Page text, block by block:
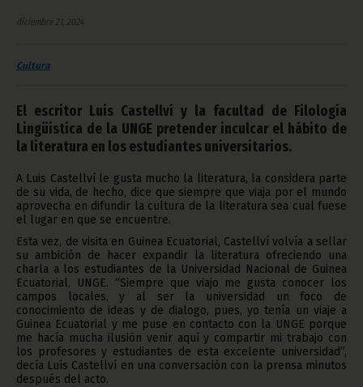
diciembre 21, 2024
Cultura
El escritor Luis Castellví y la facultad de Filología
Lingüística de la UNGE pretender inculcar el hábito de
la literatura en los estudiantes universitarios.
A Luis Castellví le gusta mucho la literatura, la considera parte
de su vida, de hecho, dice que siempre que viaja por el mundo
aprovecha en difundir la cultura de la literatura sea cual fuese
el lugar en que se encuentre.
Esta vez, de visita en Guinea Ecuatorial, Castellví volvía a sellar
su ambición de hacer expandir la literatura ofreciendo una
charla a los estudiantes de la Universidad Nacional de Guinea
Ecuatorial, UNGE. “Siempre que viajo me gusta conocer los
campos locales, y al ser la universidad un foco de
conocimiento de ideas y de dialogo, pues, yo tenía un viaje a
Guinea Ecuatorial y me puse en contacto con la UNGE porque
me hacía mucha ilusión venir aquí y compartir mi trabajo con
los profesores y estudiantes de esta excelente universidad”,
decía Luís Castellví en una conversación con la prensa minutos
después del acto.